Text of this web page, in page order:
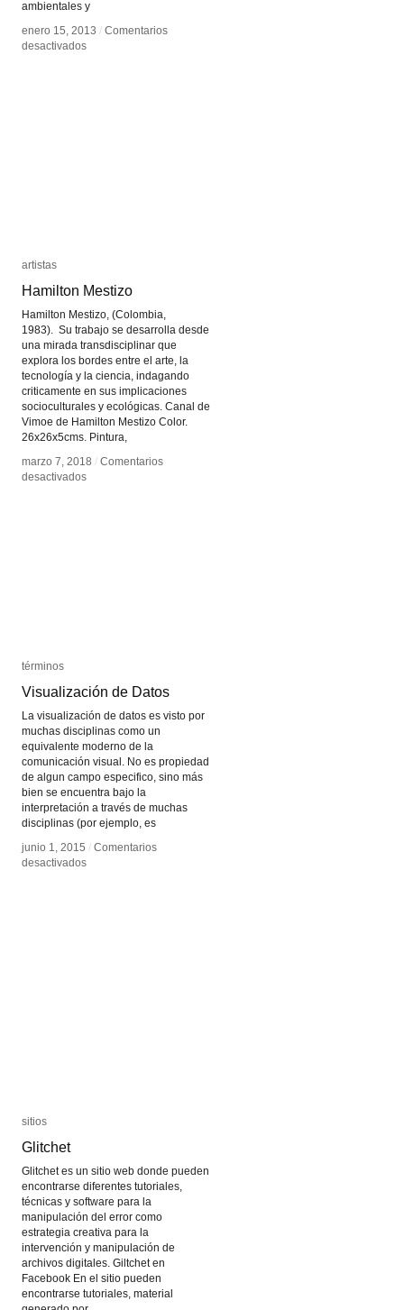
ambientales y
enero 15, 2013 / Comentarios
desactivadosen
enero 15, 2013 / Comentarios
desactivadosen
artistas
Hamilton Mestizo
Hamilton Mestizo, (Colombia,
1983). Su trabajo se desarrolla desde
una mirada transdisciplinar que
explora los bordes entre el arte, la
tecnología y la ciencia, indagando
criticamente en sus implicaciones
socioculturales y ecológicas. Canal de
Vimoe de Hamilton Mestizo Color.
26x26x5cms. Pintura,
marzo 7, 2018 / Comentarios
desactivadosen
artistas
Hamilton Mestizo
marzo 7, 2018 / Comentarios
desactivadosen
términos
Visualización de Datos
La visualización de datos es visto por
muchas disciplinas como un
equivalente moderno de la
comunicación visual. No es propiedad
de algun campo especifico, sino más
bien se encuentra bajo la
interpretación a través de muchas
disciplinas (por ejemplo, es
junio 1, 2015 / Comentarios
desactivadosen
términos
Visualización de Datos
junio 1, 2015 / Comentarios
desactivadosen
sitios
Glitchet
Glitchet es un sitio web donde pueden
encontrarse diferentes tutoriales,
técnicas y software para la
manipulación del error como
estrategia creativa para la
intervención y manipulación de
archivos digitales. Giltchet en
Facebook En el sitio pueden
encontrarse tutoriales, material
sitios
Glitchet